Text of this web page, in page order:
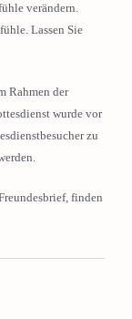
verändern.
Lassen Sie
Rahmen der
wurde vor
zu
finden